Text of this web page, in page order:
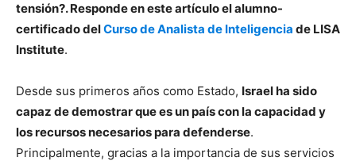
tensión?. Responde en este artículo el alumno-
certificado delCurso de Analista de Inteligencia de LISA
Institute.
Desde sus primeros años como Estado, Israel ha sido
capaz de demostrar que es un país con la capacidad y
los recursos necesarios para defenderse.
Principalmente, gracias a la importancia de sus servicios